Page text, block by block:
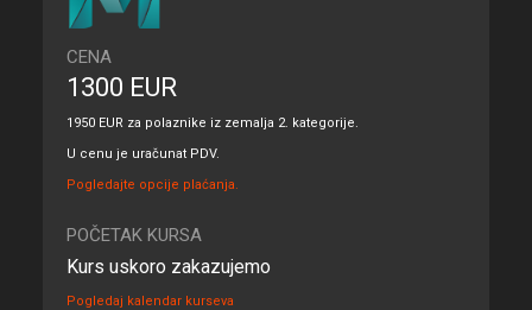
CENA
1300 EUR
1950 EUR za polaznike iz zemalja 2. kategorije.
U cenu je uračunat PDV.
Pogledajte opcije plaćanja.
POČETAK KURSA
Kurs uskoro zakazujemo
Pogledaj kalendar kurseva